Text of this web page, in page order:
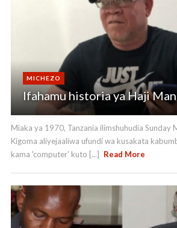
MICHEZO
Ifahamu historia ya Haji
Miaka ya 1970, Tanzania ilimshuhudia Sunday
Kigoma aliyejaaliwa ufundi wa kusakata
kama 'computer' kuto [...]
Read More